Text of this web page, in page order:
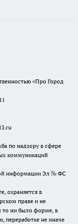
«Про Город
по надзору в сфере
коммуникаций
информации Эл № ФС
охраняется в
праве и не
то ни было форме, в
переработке не иначе